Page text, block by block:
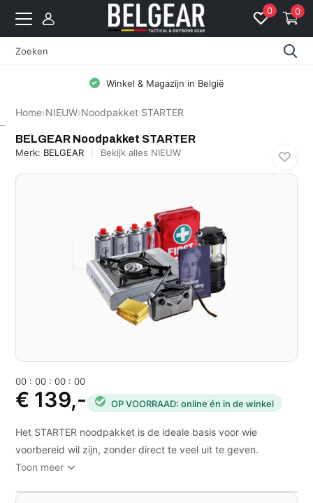
0 0
Winkel & Magazijn in België
Home›NIEUW›Noodpakket STARTER
BELGEAR Noodpakket STARTER
Merk: BELGEAR Bekijk alles NIEUW
00 :00 :00 :00
€ 139,- OP VOORRAAD: online én in de winkel
Het STARTER noodpakket is de ideale basis voor wie
voorbereid wil zijn, zonder direct te veel uit te geven.
Toon meer